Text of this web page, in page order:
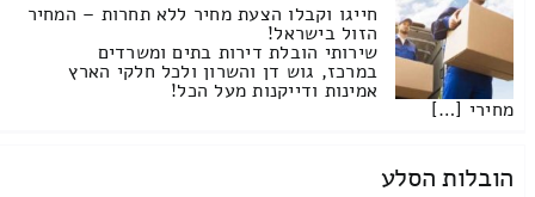
חייגו וקבלו הצעת מחיר ללא תחרות – המחיר
הזול בישראל!
שירותי הובלת דירות בתים ומשרדים
במרכז, גוש דן והשרון ולכל חלקי הארץ
אמינות ודייקנות מעל הכל!
מחירי […]
הובלות הסלע